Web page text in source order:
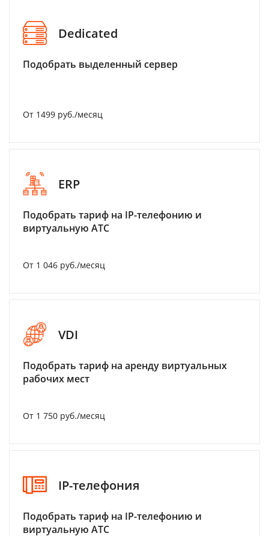
Dedicated
Подобрать выделенный сервер
От 1499 руб./месяц
ERP
Подобрать тариф на IP-телефонию и
виртуальную АТС
От 1 046 руб./месяц
VDI
Подобрать тариф на аренду виртуальных
рабочих мест
От 1 750 руб./месяц
IP-телефония
Подобрать тариф на IP-телефонию и
виртуальную АТС